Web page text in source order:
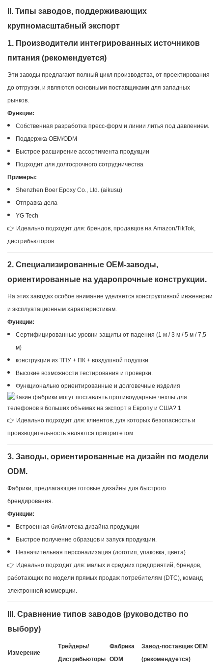
II. Типы заводов, поддерживающих
крупномасштабный экспорт
1. Производители интегрированных источников
питания (рекомендуется)
Эти заводы предлагают полный цикл производства, от проектирования
до отгрузки, и являются основными поставщиками для западных
рынков.
Функции:
Собственная разработка пресс-форм и линии литья под давлением.
Поддержка OEM/ODM
Быстрое расширение ассортимента продукции
Подходит для долгосрочного сотрудничества
Примеры:
Shenzhen Boer Epoxy Co., Ltd. (aikusu)
Отправка дела
YG Tech
👉 Идеально подходит для: брендов, продавцов на Amazon/TikTok,
дистрибьюторов
2. Специализированные OEM-заводы,
ориентированные на ударопрочные конструкции.
На этих заводах особое внимание уделяется конструктивной инженерии
и эксплуатационным характеристикам.
Функции:
Сертифицированные уровни защиты от падения (1 м / 3 м / 5 м / 7,5
м)
конструкции из ТПУ + ПК + воздушной подушки
Высокие возможности тестирования и проверки.
Функционально ориентированные и долговечные изделия
👉 Идеально подходит для: клиентов, для которых безопасность и
производительность являются приоритетом.
3. Заводы, ориентированные на дизайн по модели
ODM.
Фабрики, предлагающие готовые дизайны для быстрого
брендирования.
Функции:
Встроенная библиотека дизайна продукции
Быстрое получение образцов и запуск продукции.
Незначительная персонализация (логотип, упаковка, цвета)
👉 Идеально подходит для: малых и средних предприятий, брендов,
работающих по модели прямых продаж потребителям (DTC), команд
электронной коммерции.
III. Сравнение типов заводов (руководство по
выбору)
Измерение
Трейдеры/
Дистрибьюторы
Фабрика
ODM
Завод-поставщик OEM
(рекомендуется)